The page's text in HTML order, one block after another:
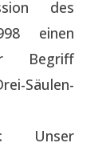
des
einen
Begriff
Säulen-
Unser